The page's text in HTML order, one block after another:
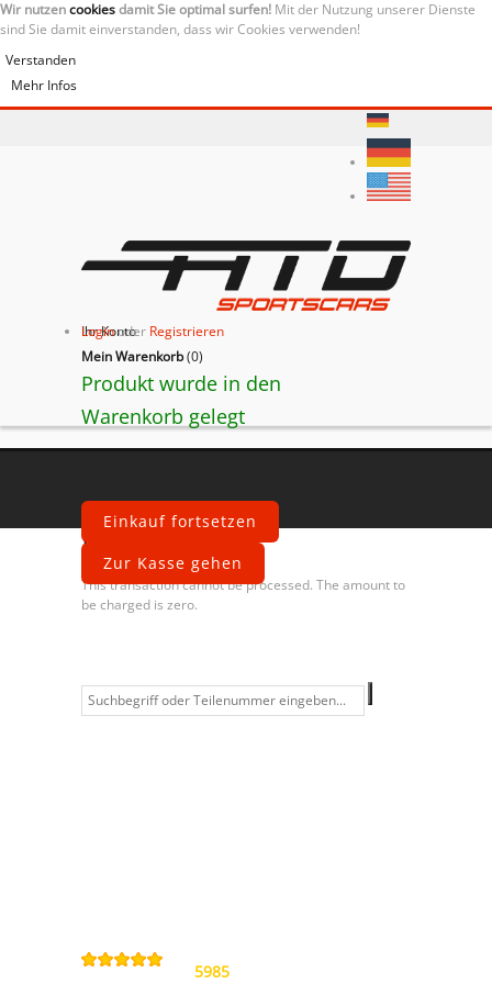
Wir nutzencookiesdamit Sie optimal surfen! Mit der Nutzung unserer Dienste
sind Sie damit einverstanden, dass wir Cookies verwenden!
Verstanden
Mehr Infos
Ihr Konto
Loginoder Registrieren
Mein Warenkorb(0)
Produkt wurde in den
Warenkorb gelegt
Einkauf fortsetzen
Zur Kasse gehen
Fehler
This transaction cannot be processed. The amount to
be charged is zero.
Kontakt
Allgemeine
/5
5985